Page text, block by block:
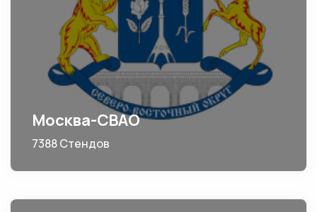
Москва-СВАО
7388 Стендов